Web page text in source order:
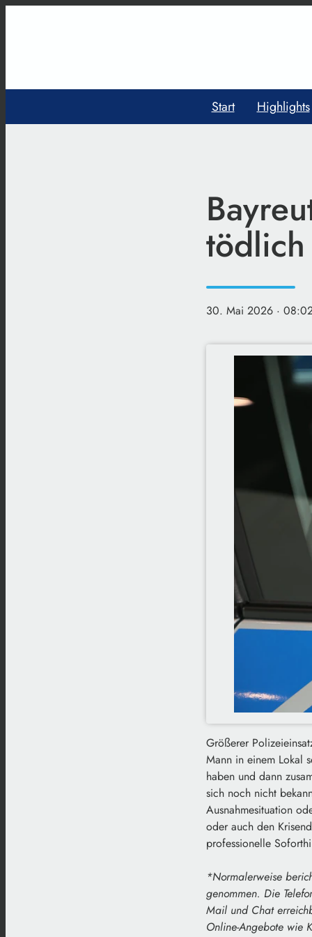
Start Highlights
tödlich
30. Mai 2026 ·
Größerer
Mann in einem Lokal
haben und dann
sich noch nicht
Ausnahmesituation
oder auch den
professionelle
*Normalerweise
genommen. Die
Mail und Chat
Online-Angebote wie